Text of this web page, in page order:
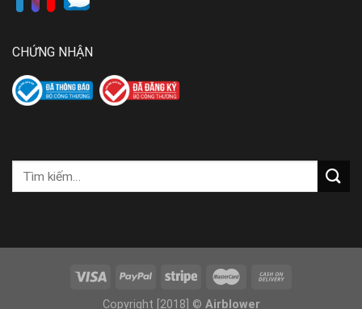
CHỨNG NHẬN
Copyright [2018] © Airblower